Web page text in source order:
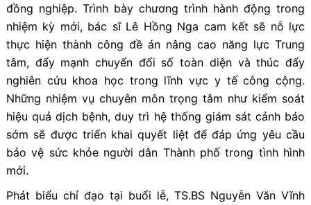
đồng nghiệp. Trình bày chương trình hành động trong
nhiệm kỳ mới, bác sĩ Lê Hồng Nga cam kết sẽ nỗ lực
thực hiện thành công đề án nâng cao năng lực Trung
tâm, đẩy mạnh chuyển đổi số toàn diện và thúc đẩy
nghiên cứu khoa học trong lĩnh vực y tế công cộng.
Những nhiệm vụ chuyên môn trọng tâm như kiểm soát
hiệu quả dịch bệnh, duy trì hệ thống giám sát cảnh báo
sớm sẽ được triển khai quyết liệt để đáp ứng yêu cầu
bảo vệ sức khỏe người dân Thành phố trong tình hình
mới.
Phát biểu chỉ đạo tại buổi lễ, TS.BS Nguyễn Văn Vĩnh